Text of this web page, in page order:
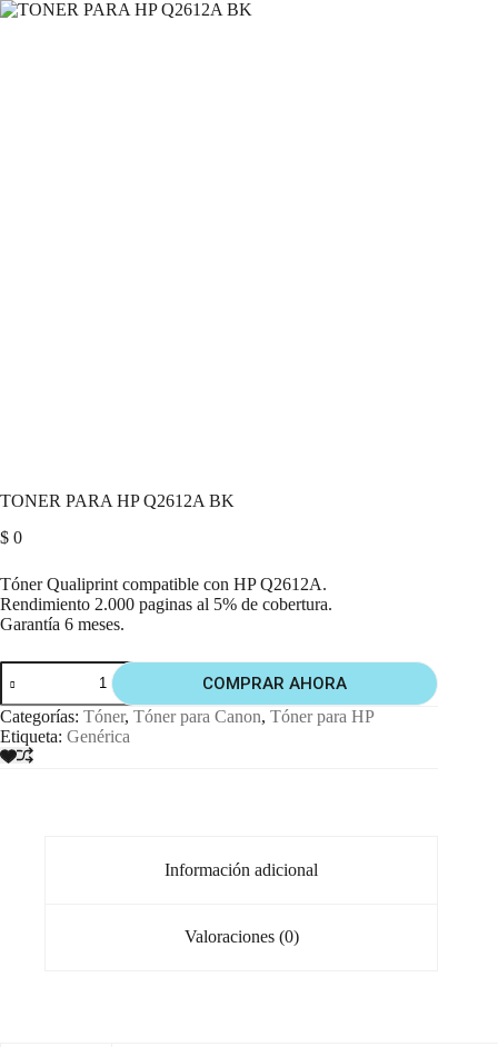
TONER PARA HP Q2612A BK
$ 0
Tóner Qualiprint compatible con HP Q2612A.
Rendimiento 2.000 paginas al 5% de cobertura.
Garantía 6 meses.
COMPRAR AHORA
Categorías: Tóner, Tóner para Canon, Tóner para HP
Etiqueta: Genérica
Información adicional
Valoraciones (0)